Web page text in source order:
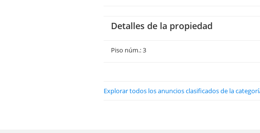
Detalles de la propiedad
Piso núm.: 3
Explorar todos los anuncios clasificados de la